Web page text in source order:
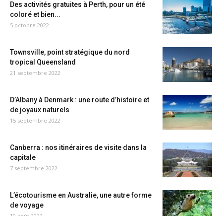
Des activités gratuites à Perth, pour un été
coloré et bien...
5 octobre 2022
Townsville, point stratégique du nord
tropical Queensland
21 septembre 2022
D’Albany à Denmark : une route d’histoire et
de joyaux naturels
15 septembre 2022
Canberra : nos itinéraires de visite dans la
capitale
7 septembre 2022
L’écotourisme en Australie, une autre forme
de voyage